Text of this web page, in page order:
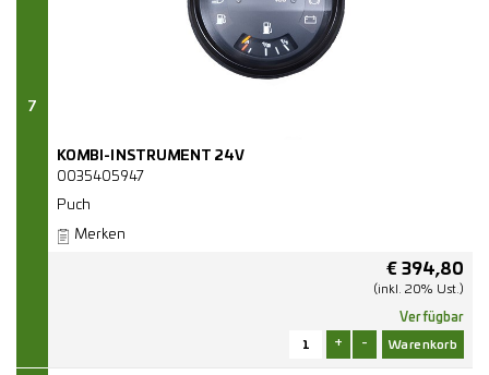
7
KOMBI-INSTRUMENT 24V
0035405947
Puch
Merken
€ 394,80
(inkl. 20% Ust.)
Verfügbar
+ -